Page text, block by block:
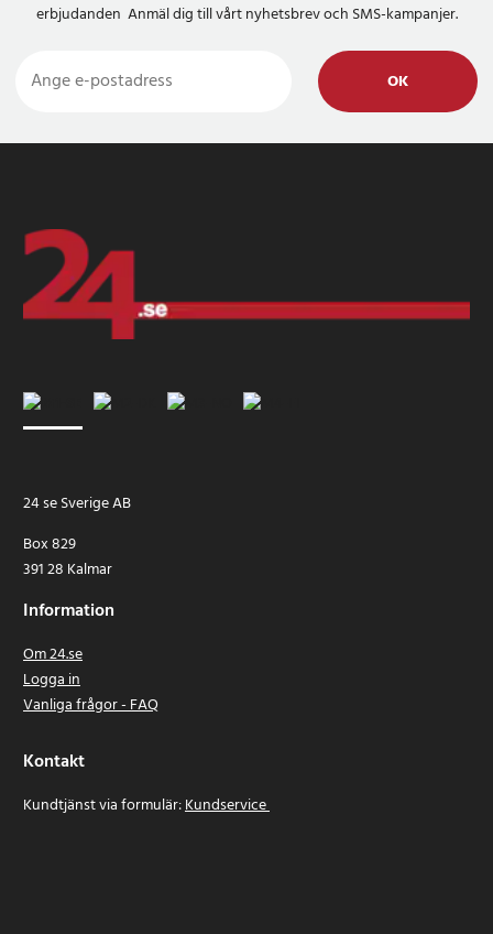
erbjudanden Anmäl dig till vårt nyhetsbrev och SMS-kampanjer.
OK
24 se Sverige AB
Box 829
391 28 Kalmar
Information
Om 24.se
Logga in
Vanliga frågor - FAQ
Kontakt
Kundtjänst via formulär:Kundservice